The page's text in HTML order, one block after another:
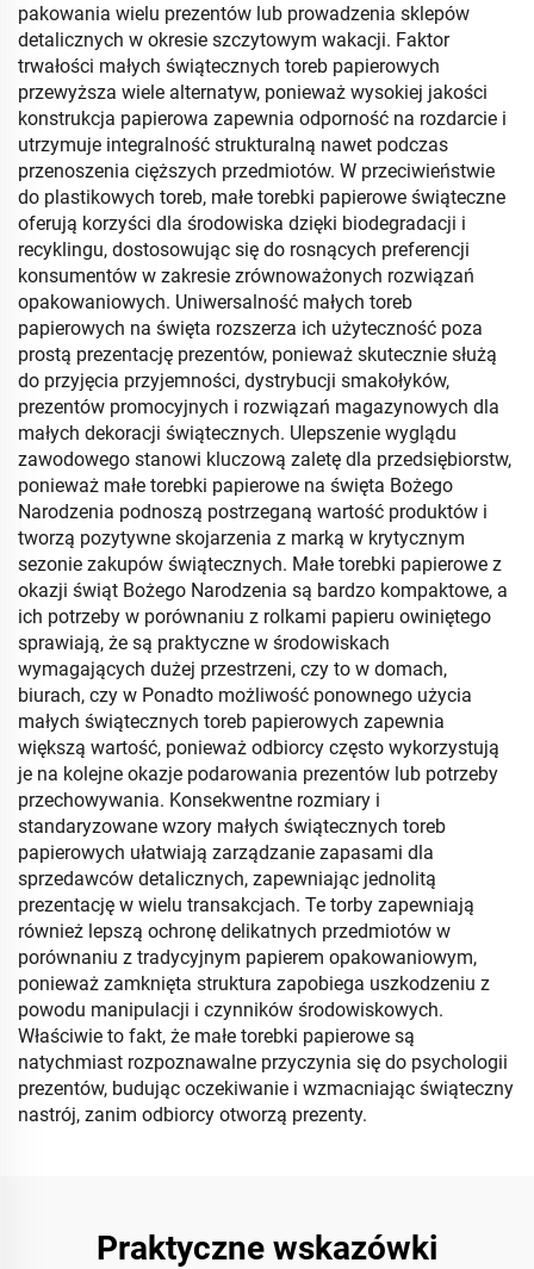
pakowania wielu prezentów lub prowadzenia sklepów
detalicznych w okresie szczytowym wakacji. Faktor
trwałości małych świątecznych toreb papierowych
przewyższa wiele alternatyw, ponieważ wysokiej jakości
konstrukcja papierowa zapewnia odporność na rozdarcie i
utrzymuje integralność strukturalną nawet podczas
przenoszenia cięższych przedmiotów. W przeciwieństwie
do plastikowych toreb, małe torebki papierowe świąteczne
oferują korzyści dla środowiska dzięki biodegradacji i
recyklingu, dostosowując się do rosnących preferencji
konsumentów w zakresie zrównoważonych rozwiązań
opakowaniowych. Uniwersalność małych toreb
papierowych na święta rozszerza ich użyteczność poza
prostą prezentację prezentów, ponieważ skutecznie służą
do przyjęcia przyjemności, dystrybucji smakołyków,
prezentów promocyjnych i rozwiązań magazynowych dla
małych dekoracji świątecznych. Ulepszenie wyglądu
zawodowego stanowi kluczową zaletę dla przedsiębiorstw,
ponieważ małe torebki papierowe na święta Bożego
Narodzenia podnoszą postrzeganą wartość produktów i
tworzą pozytywne skojarzenia z marką w krytycznym
sezonie zakupów świątecznych. Małe torebki papierowe z
okazji świąt Bożego Narodzenia są bardzo kompaktowe, a
ich potrzeby w porównaniu z rolkami papieru owiniętego
sprawiają, że są praktyczne w środowiskach
wymagających dużej przestrzeni, czy to w domach,
biurach, czy w Ponadto możliwość ponownego użycia
małych świątecznych toreb papierowych zapewnia
większą wartość, ponieważ odbiorcy często wykorzystują
je na kolejne okazje podarowania prezentów lub potrzeby
przechowywania. Konsekwentne rozmiary i
standaryzowane wzory małych świątecznych toreb
papierowych ułatwiają zarządzanie zapasami dla
sprzedawców detalicznych, zapewniając jednolitą
prezentację w wielu transakcjach. Te torby zapewniają
również lepszą ochronę delikatnych przedmiotów w
porównaniu z tradycyjnym papierem opakowaniowym,
ponieważ zamknięta struktura zapobiega uszkodzeniu z
powodu manipulacji i czynników środowiskowych.
Właściwie to fakt, że małe torebki papierowe są
natychmiast rozpoznawalne przyczynia się do psychologii
prezentów, budując oczekiwanie i wzmacniając świąteczny
nastrój, zanim odbiorcy otworzą prezenty.
Praktyczne wskazówki